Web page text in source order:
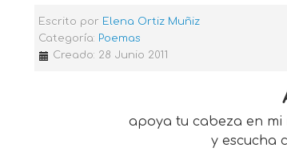
Escrito por Elena Ortiz Muñiz
Categoría: Poemas
Creado: 28 Junio 2011
apoya tu cabeza en mi
y escucha